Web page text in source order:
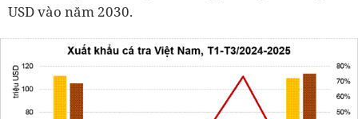
USD vào năm 2030.